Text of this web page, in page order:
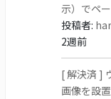
示）でペ
投稿者:
2週前
[ 解決済 ]
画像を設